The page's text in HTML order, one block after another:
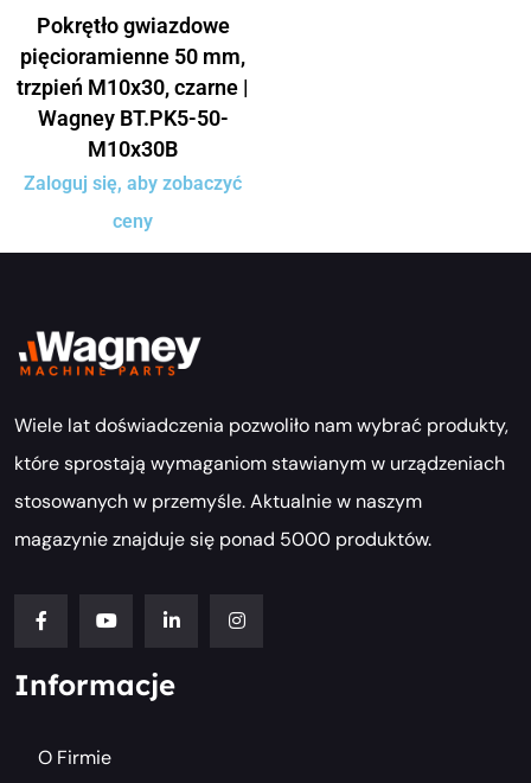
Pokrętło gwiazdowe
pięcioramienne 50 mm,
trzpień M10x30, czarne |
Wagney BT.PK5-50-
M10x30B
Zaloguj się, aby zobaczyć
ceny
Wiele lat doświadczenia pozwoliło nam wybrać produkty,
które sprostają wymaganiom stawianym w urządzeniach
stosowanych w przemyśle. Aktualnie w naszym
magazynie znajduje się ponad 5000 produktów.
Informacje
O Firmie